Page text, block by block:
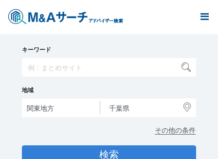
キーワード
地域
その他の条件